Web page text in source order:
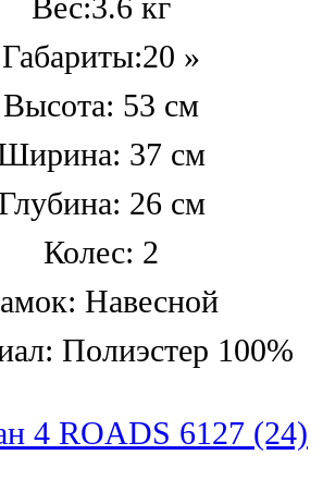
Вес:3.6 кг
Габариты:20 »
Высота: 53 см
37 см
26 см
Колес: 2
Навесной
Полиэстер 100%